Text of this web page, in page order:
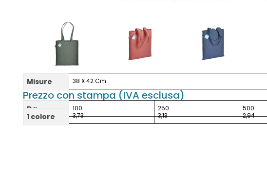
Misure 38 X 42 Cm
Prezzo con stampa (IVA esclusa)
Da 100 250 500
1 colore 3,73 3,13 2,94